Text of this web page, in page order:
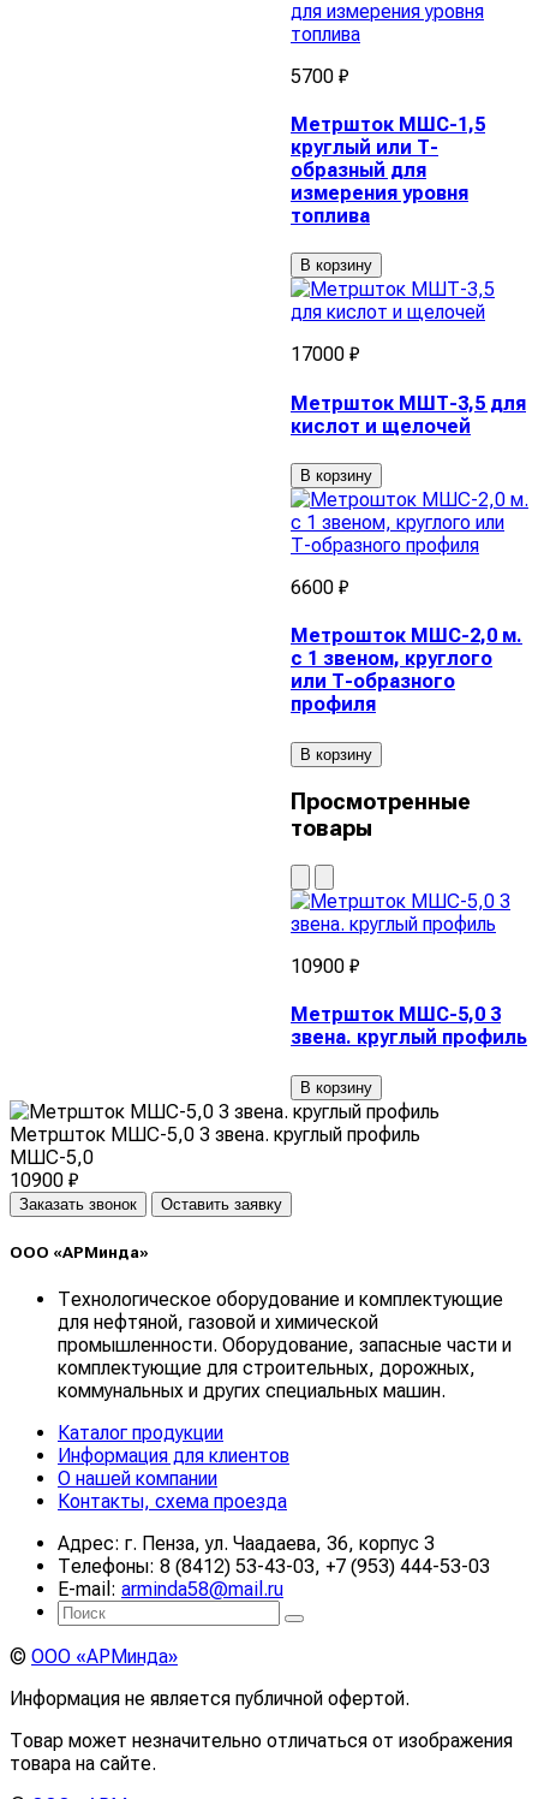
5700 ₽
Метршток МШС-1,5
круглый или Т-
образный для
измерения уровня
топлива
В корзину
17000 ₽
Метршток МШТ-3,5 для
кислот и щелочей
В корзину
6600 ₽
Метрошток МШС-2,0 м.
с 1 звеном, круглого
или Т-образного
профиля
В корзину
Просмотренные
товары
10900 ₽
Метршток МШС-5,0 3
звена. круглый профиль
В корзину
Метршток МШС-5,0 3 звена. круглый профиль
МШС-5,0
10900 ₽
Заказать звонок Оставить заявку
ООО «АРМинда»
Технологическое оборудование и комплектующие
для нефтяной, газовой и химической
промышленности. Оборудование, запасные части и
комплектующие для строительных, дорожных,
коммунальных и других специальных машин.
Каталог продукции
Информация для клиентов
О нашей компании
Контакты, схема проезда
Адрес: г. Пенза, ул. Чаадаева, 36, корпус 3
Телефоны: 8 (8412) 53-43-03, +7 (953) 444-53-03
E-mail: arminda58@mail.ru
© ООО «АРМинда»
Информация не является публичной офертой.
Товар может незначительно отличаться от изображения
товара на сайте.